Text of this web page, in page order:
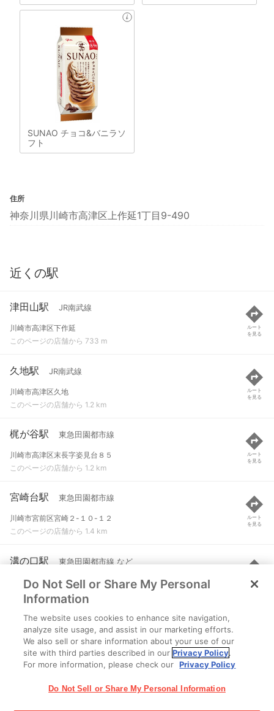
SUNAO チョコ&バニラソ
フト
住所
神奈川県川崎市高津区上作延1丁目9-490
近くの駅
津田山駅 JR南武線
川崎市高津区下作延
このページの店舗から 733 m
ルート
を見る
久地駅 JR南武線
川崎市高津区久地
このページの店舗から 1.2 km
ルート
を見る
梶が谷駅 東急田園都市線
川崎市高津区末長字姿見台８５
このページの店舗から 1.2 km
ルート
を見る
宮崎台駅 東急田園都市線
川崎市宮前区宮崎２-１０-１２
このページの店舗から 1.4 km
ルート
を見る
溝の口駅 東急田園都市線 など
川崎市高津区溝口２-１-１
このページの店舗から 1.5 km
ルート
を見る
武蔵溝ノ口駅
川崎市高津区溝口
このページの店舗から 1.6 km
Do Not Sell or Share My Personal
Information
The website uses cookies to enhance site navigation,
analyze site usage, and assist in our marketing efforts.
We also sell or share information about your use of our
site with third parties described in ourPrivacy Policy.
For more information, please check our Privacy Policy
Do Not Sell or Share My Personal Information